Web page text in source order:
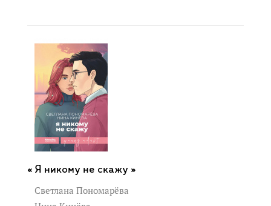
Я никому не скажу »
Светлана Пономарёва